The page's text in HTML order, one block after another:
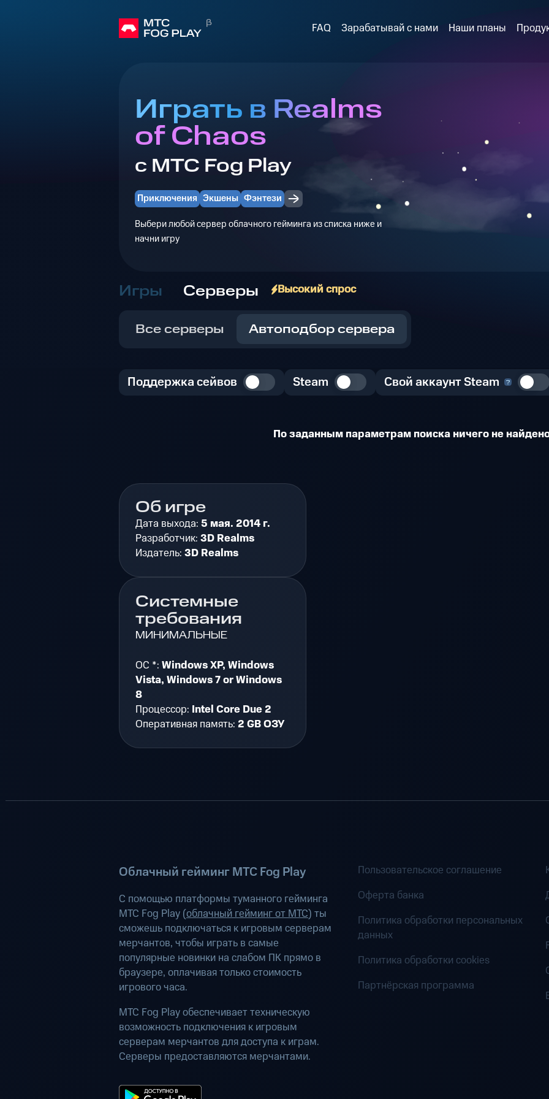
FAQ Зарабатывай с нами Наши планы
Играть в Realms
of Chaos
с МТС Fog Play
Приключения Экшены Фэнтези
Выбери любой сервер облачного гейминга из списка ниже и
начни игру
Игры Серверы Высокий спрос
Все серверы Автоподбор сервера
Поддержка сейвов Steam Свой аккаунт Steam
По заданным параметрам поиска ничего не
Об игре
Дата выхода: 5 мая. 2014 г.
Разработчик: 3D Realms
Издатель: 3D Realms
Системные
требования
МИНИМАЛЬНЫЕ
ОС *: Windows XP, Windows
Vista, Windows 7 or Windows
8
Процессор: Intel Core Due 2
Оперативная память: 2 GB ОЗУ
Облачный гейминг МТС Fog Play
С помощью платформы туманного гейминга
МТС Fog Play (облачный гейминг от МТС) ты
сможешь подключаться к игровым серверам
мерчантов, чтобы играть в самые
популярные новинки на слабом ПК прямо в
браузере, оплачивая только стоимость
игрового часа.
МТС Fog Play обеспечивает техническую
возможность подключения к игровым
серверам мерчантов для доступа к играм.
Серверы предоставляются мерчантами.
Пользовательское соглашение
Оферта банка
Политика обработки персональных
данных
Политика обработки cookies
Партнёрская программа